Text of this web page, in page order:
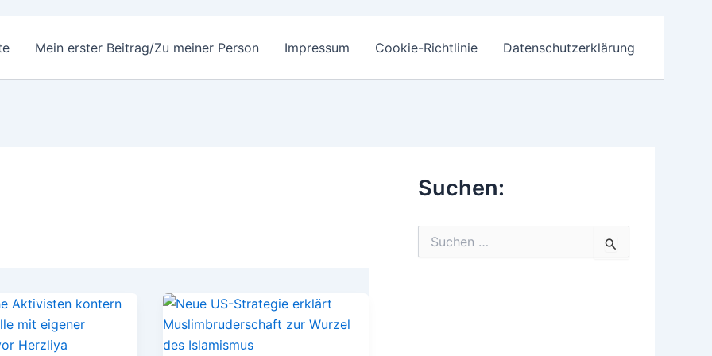
Mein erster Beitrag/Zu meiner Person Impressum Cookie-Richtlinie Datenschutzerklärung
Suchen: